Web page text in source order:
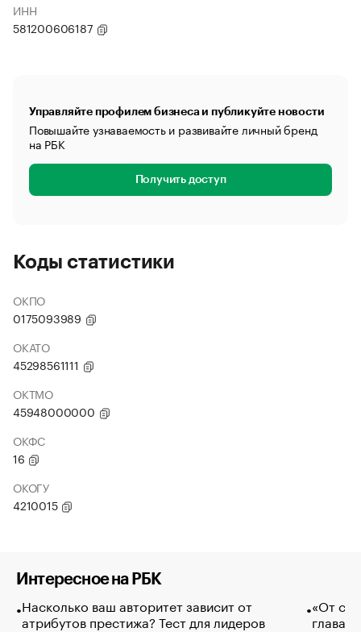
ИНН
581200606187
Управляйте профилем бизнеса и публикуйте новости
Повышайте узнаваемость и развивайте личный бренд
на РБК
Получить доступ
Коды статистики
ОКПО
0175093989
ОКАТО
45298561111
ОКТМО
45948000000
ОКФС
16
ОКОГУ
4210015
Интересное на РБК
Насколько ваш авторитет зависит от
атрибутов престижа? Тест для лидеров
«От
глава